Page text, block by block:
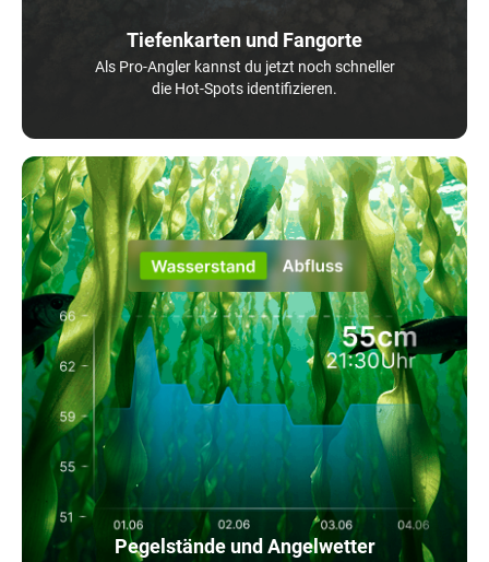
Tiefenkarten und Fangorte
Als Pro-Angler kannst du jetzt noch schneller
die Hot-Spots identifizieren.
Pegelstände und Angelwetter